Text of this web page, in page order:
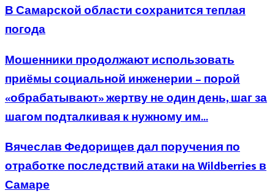
В Самарской области сохранится теплая
погода
Мошенники продолжают использовать
приёмы социальной инженерии – порой
«обрабатывают» жертву не один день, шаг за
шагом подталкивая к нужному им...
Вячеслав Федорищев дал поручения по
отработке последствий атаки на Wildberries в
Самаре